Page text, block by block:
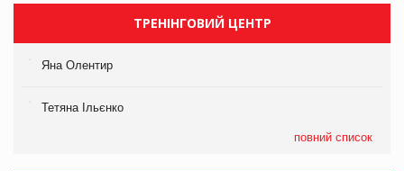
ТРЕНІНГОВИЙ ЦЕНТР
Яна Олентир
Тетяна Ільєнко
повний список